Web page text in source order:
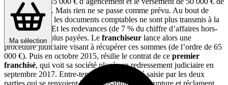
Ma sélection
droit d’entrée . Mais rien ne se passe comme prévu. Au bout de
quelques mois, les documents comptables ne sont plus transmis à la
tête de réseau. Et les redevances (de 7 % du chiffre d’affaires hors-
taxes) ne sont plus payées. Le franchiseur lance alors une
procédure judiciaire visant à récupérer ces sommes (de l’ordre de 65
000 €). Puis en octobre 2015, résilie le contrat de ce premier
franchisé, qui voit sa société placée en redressement judiciaire en
septembre 2017. Entre-temps la justice a été saisie par les deux
parties qui se renvoient la responsabilité de la rupture et réclament